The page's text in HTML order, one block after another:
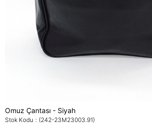
Omuz Çantası - Siyah
Stok Kodu (242-23M23003.91)